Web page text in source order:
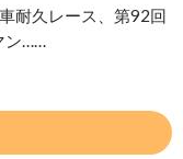
耐久レース、第92回
ン……